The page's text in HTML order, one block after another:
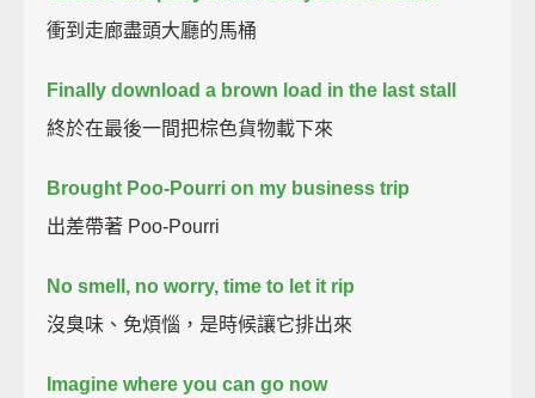
衝到走廊盡頭大廳的馬桶
Finally download a brown load in the last stall
終於在最後一間把棕色貨物載下來
Brought Poo-Pourri on my business trip
出差帶著 Poo-Pourri
No smell, no worry, time to let it rip
沒臭味、免煩惱，是時候讓它排出來
Imagine where you can go now